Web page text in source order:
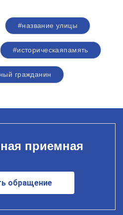
#название улицы
#историческаяпамять
гражданин
приемная
обращение